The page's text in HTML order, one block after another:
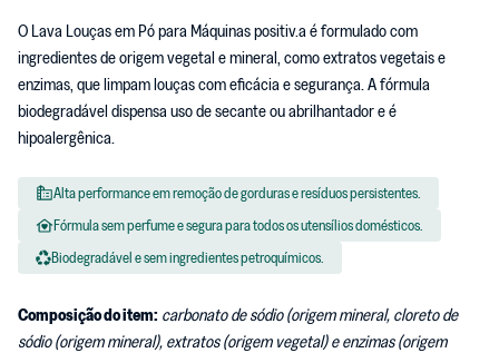
O Lava Louças em Pó para Máquinas positiv.a é formulado com
ingredientes de origem vegetal e mineral, como extratos vegetais e
enzimas, que limpam louças com eficácia e segurança. A fórmula
biodegradável dispensa uso de secante ou abrilhantador e é
hipoalergênica.
Alta performance em remoção de gorduras e resíduos persistentes.
Fórmula sem perfume e segura para todos os utensílios domésticos.
Biodegradável e sem ingredientes petroquímicos.
Composição do item: carbonato de sódio (origem mineral, cloreto de
sódio (origem mineral), extratos (origem vegetal) e enzimas (origem